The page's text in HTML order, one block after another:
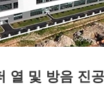
열 및 방음 진